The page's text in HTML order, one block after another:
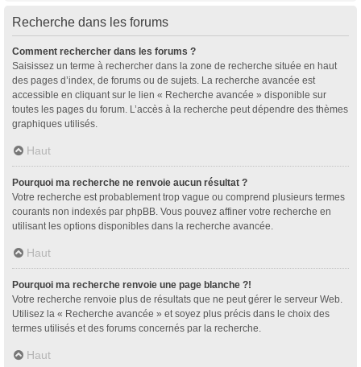
Recherche dans les forums
Comment rechercher dans les forums ?
Saisissez un terme à rechercher dans la zone de recherche située en haut
des pages d’index, de forums ou de sujets. La recherche avancée est
accessible en cliquant sur le lien « Recherche avancée » disponible sur
toutes les pages du forum. L’accès à la recherche peut dépendre des thèmes
graphiques utilisés.
Haut
Pourquoi ma recherche ne renvoie aucun résultat ?
Votre recherche est probablement trop vague ou comprend plusieurs termes
courants non indexés par phpBB. Vous pouvez affiner votre recherche en
utilisant les options disponibles dans la recherche avancée.
Haut
Pourquoi ma recherche renvoie une page blanche ?!
Votre recherche renvoie plus de résultats que ne peut gérer le serveur Web.
Utilisez la « Recherche avancée » et soyez plus précis dans le choix des
termes utilisés et des forums concernés par la recherche.
Haut